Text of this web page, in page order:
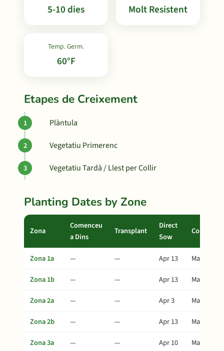
5-10 dies Molt Resistent
Temp. Germ.
60°F
Etapes de Creixement
Plàntula
Vegetatiu Primerenc
Vegetatiu Tardà / Llest per Collir
Planting Dates by Zone
Zona
Comenceu
a Dins
Transplant
Direct
Sow
Collita
Zona 1a — — Apr 13
May 28
Zona 1b
— — Apr 13
May 28
Zona 2a
— — Apr 3
May 18
Zona 2b
— — Apr 13
May 28
Zona 3a
— — Apr 10
May 25